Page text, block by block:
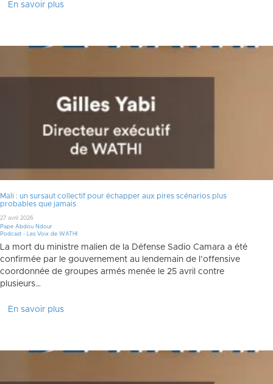
En savoir plus
Mali : un sursaut collectif pour échapper aux pires scénarios plus
probables que jamais
27 avril 2026
Pape Abdou Ndour
Podcast - Les Voix de WATHI
La mort du ministre malien de la Défense Sadio Camara a été
confirmée par le gouvernement au lendemain de l’offensive
coordonnée de groupes armés menée le 25 avril contre
plusieurs…
En savoir plus